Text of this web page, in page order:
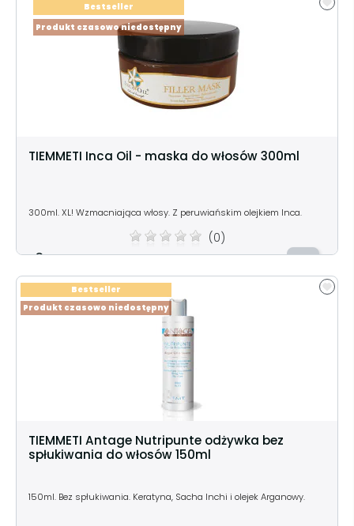
TIEMMETI Inca Oil - maska do włosów 300ml
300ml. XL! Wzmacniająca włosy. Z peruwiańskim olejkiem Inca.
(0)
Cena:
68,99 zł
Produkt czasowo niedostępny
Bestseller
TIEMMETI Antage Nutripunte odżywka bez
spłukiwania do włosów 150ml
150ml. Bez spłukiwania. Keratyna, Sacha Inchi i olejek Arganowy.
Produkt czasowo niedostępny
Bestseller